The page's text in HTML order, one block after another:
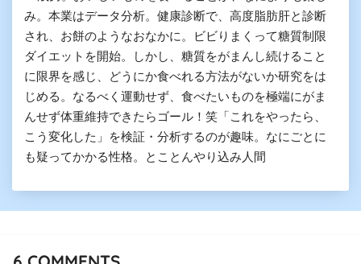
み。本業はデータ分析。健康診断で、高度脂肪肝と診断
され、お餅のようなおなかに。ビビりまくって糖質制限
ダイエットを開始。しかし、糖質をがまんし続けること
に限界を感じ、どうにか食べれる方法がないか研究をは
じめる。なるべく運動せず、食べたいものを極端にがま
んせず体重維持できたらゴール！笑「これをやったら、
こう変化した」を検証・分析するのが趣味。なにごとに
も疑ってかかる性格。とことんやり込み人間